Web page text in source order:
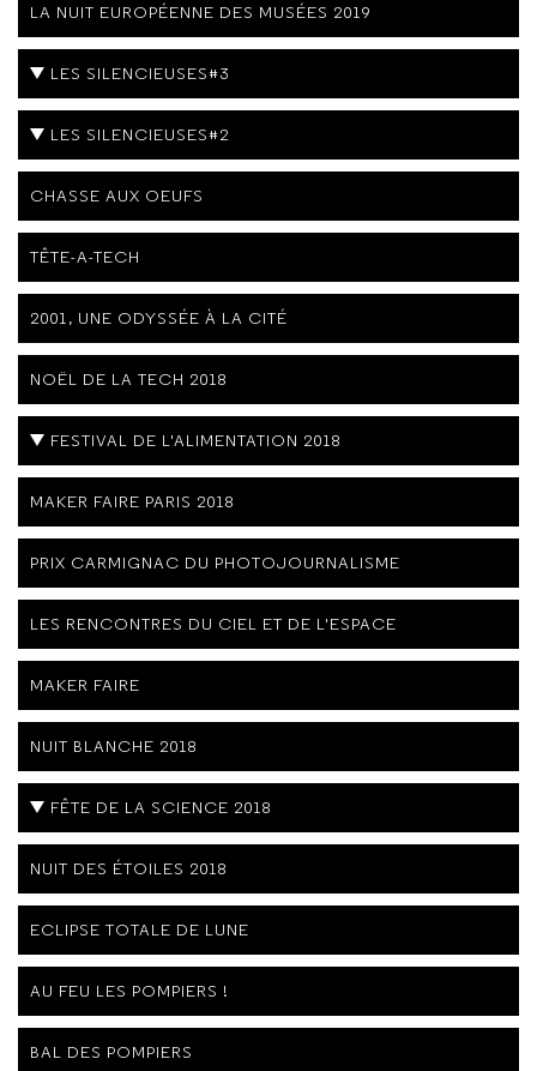
LA NUIT EUROPÉENNE DES MUSÉES 2019
LES SILENCIEUSES#3
LES SILENCIEUSES#2
CHASSE AUX OEUFS
TÊTE-A-TECH
2001, UNE ODYSSÉE À LA CITÉ
NOËL DE LA TECH 2018
FESTIVAL DE L'ALIMENTATION 2018
MAKER FAIRE PARIS 2018
PRIX CARMIGNAC DU PHOTOJOURNALISME
LES RENCONTRES DU CIEL ET DE L'ESPACE
MAKER FAIRE
NUIT BLANCHE 2018
FÊTE DE LA SCIENCE 2018
NUIT DES ÉTOILES 2018
ECLIPSE TOTALE DE LUNE
AU FEU LES POMPIERS !
BAL DES POMPIERS